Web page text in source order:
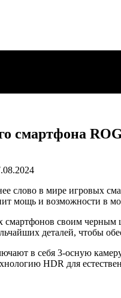
смартфона
слово в мире игровых
мощь и возможности в
смартфонов своим
деталей, чтобы
в себя 3-осную
HDR для